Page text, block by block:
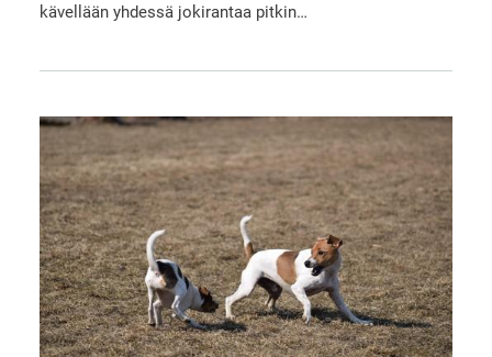
kävellään yhdessä jokirantaa pitkin…